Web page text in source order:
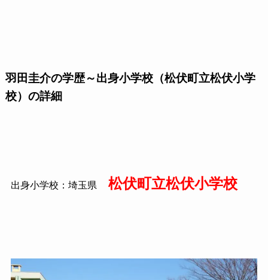
羽田圭介の学歴～出身小学校（松伏町立松伏小学
校）の詳細
出身小学校：埼玉県 松伏町立松伏小学校